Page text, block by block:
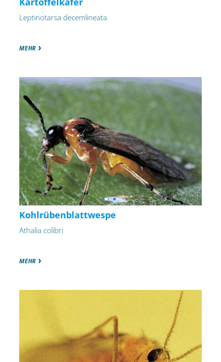
Leptinotarsa decemlineata
MEHR
Kohlrübenblattwespe
Athalia colibri
MEHR